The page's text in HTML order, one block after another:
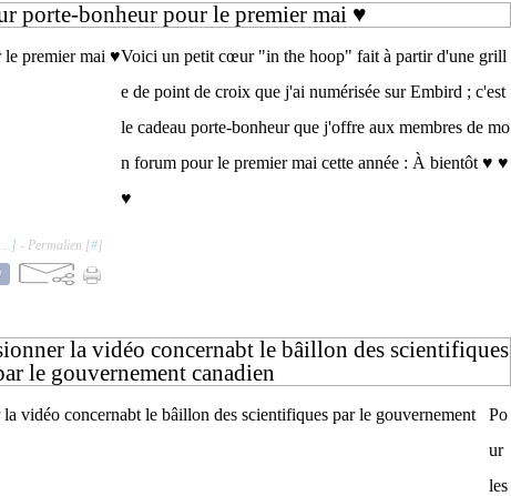
porte-bonheur pour le premier mai ♥
Voici un petit cœur "in the hoop" fait à partir d'une grill
e de point de croix que j'ai numérisée sur Embird ; c'est
le cadeau porte-bonheur que j'offre aux membres de mo
n forum pour le premier mai cette année : À bientôt ♥ ♥
♥
… ] - Permalien [#]
la vidéo concernabt le bâillon des scientifiques
le gouvernement canadien
Po
ur
les